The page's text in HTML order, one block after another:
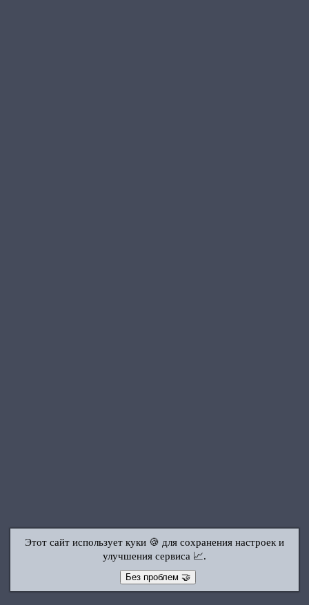
Этот сайт использует куки 🍪 для сохранения настроек и
улучшения сервиса 📈.
Без проблем 🤝